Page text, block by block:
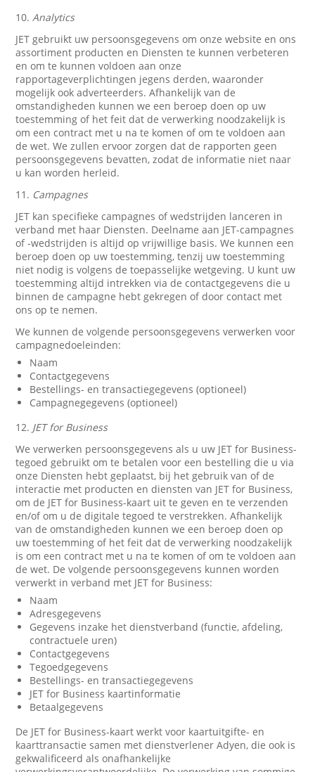
10.Analytics
JET gebruikt uw persoonsgegevens om onze website en ons
assortiment producten en Diensten te kunnen verbeteren
en om te kunnen voldoen aan onze
rapportageverplichtingen jegens derden, waaronder
mogelijk ook adverteerders. Afhankelijk van de
omstandigheden kunnen we een beroep doen op uw
toestemming of het feit dat de verwerking noodzakelijk is
om een contract met u na te komen of om te voldoen aan
de wet. We zullen ervoor zorgen dat de rapporten geen
persoonsgegevens bevatten, zodat de informatie niet naar
u kan worden herleid.
11. Campagnes
JET kan specifieke campagnes of wedstrijden lanceren in
verband met haar Diensten. Deelname aan JET-campagnes
of -wedstrijden is altijd op vrijwillige basis. We kunnen een
beroep doen op uw toestemming, tenzij uw toestemming
niet nodig is volgens de toepasselijke wetgeving. U kunt uw
toestemming altijd intrekken via de contactgegevens die u
binnen de campagne hebt gekregen of door contact met
ons op te nemen.
We kunnen de volgende persoonsgegevens verwerken voor
campagnedoeleinden:
Naam
Contactgegevens
Bestellings- en transactiegegevens (optioneel)
Campagnegegevens (optioneel)
12. JET for Business
We verwerken persoonsgegevens als u uw JET for Business-
tegoed gebruikt om te betalen voor een bestelling die u via
onze Diensten hebt geplaatst, bij het gebruik van of de
interactie met producten en diensten van JET for Business,
om de JET for Business-kaart uit te geven en te verzenden
en/of om u de digitale tegoed te verstrekken. Afhankelijk
van de omstandigheden kunnen we een beroep doen op
uw toestemming of het feit dat de verwerking noodzakelijk
is om een contract met u na te komen of om te voldoen aan
de wet. De volgende persoonsgegevens kunnen worden
verwerkt in verband met JET for Business:
Naam
Adresgegevens
Gegevens inzake het dienstverband (functie, afdeling,
contractuele uren)
Contactgegevens
Tegoedgegevens
Bestellings- en transactiegegevens
JET for Business kaartinformatie
Betaalgegevens
De JET for Business-kaart werkt voor kaartuitgifte- en
kaarttransactie samen met dienstverlener Adyen, die ook is
gekwalificeerd als onafhankelijke